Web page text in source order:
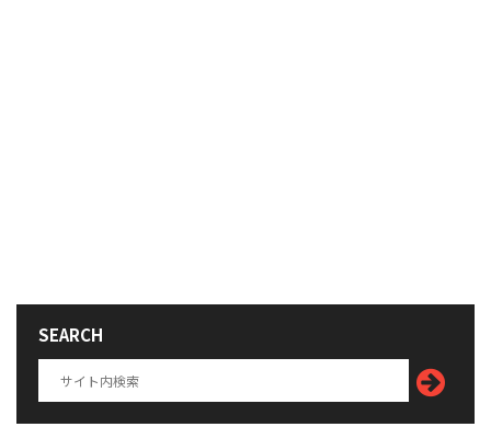
SEARCH